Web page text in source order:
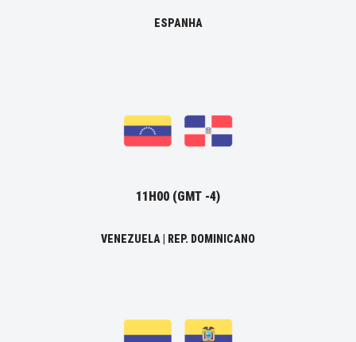
ESPANHA
11H00 (GMT -4)
VENEZUELA | REP. DOMINICANO